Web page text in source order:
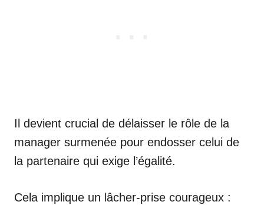
Il devient crucial de délaisser le rôle de la
manager surmenée pour endosser celui de
la partenaire qui exige l’égalité.
Cela implique un lâcher-prise courageux :